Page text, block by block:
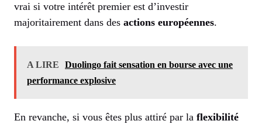
vrai si votre intérêt premier est d’investir
majoritairement dans des actions européennes.
A LIRE
Duolingo fait sensation en bourse avec une
performance explosive
En revanche, si vous êtes plus attiré par la flexibilité